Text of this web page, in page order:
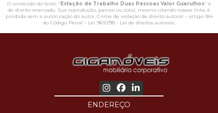
O conteúdo do texto "Estação de Trabalho Duas Pessoas Valor Guarulhos" é
de direito reservado. Sua reprodução, parcial ou total, mesmo citando nossos links, é
proibida sem a autorização do autor. Crime de violação de direito autoral – artigo 184
do Código Penal – Lei 9610/98 - Lei de direitos autorais.
ENDEREÇO